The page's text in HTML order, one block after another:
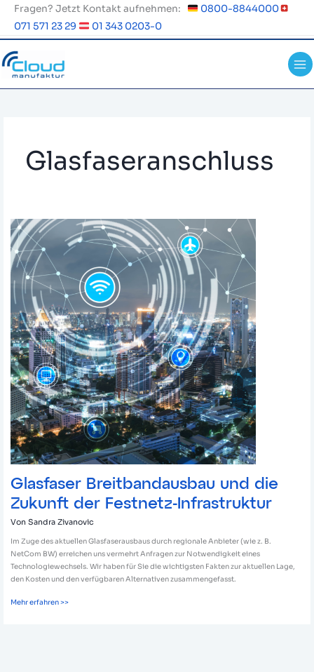
Zum
springen
Fragen? Jetzt Kontakt aufnehmen:
0800-8844000
071 571 23 29
01 343 0203-0
Glasfaseranschluss
Glasfaser Breitbandausbau und die
Zukunft der Festnetz-Infrastruktur
VonSandra Zivanovic
Im Zuge des aktuellen Glasfaserausbaus durch regionale Anbieter (wie z. B.
NetCom BW) erreichen uns vermehrt Anfragen zur Notwendigkeit eines
Technologiewechsels. Wir haben für Sie die wichtigsten Fakten zur aktuellen Lage,
den Kosten und den verfügbaren Alternativen zusammengefasst.
Glasfaser
Breitbandausbau
und
die
Zukunft
der
Festnetz-
Infrastruktur
Mehr erfahren >>